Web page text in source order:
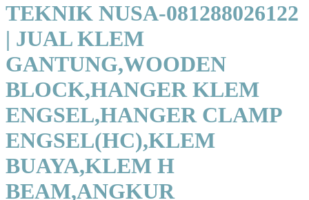
TEKNIK NUSA-081288026122
| JUAL KLEM
GANTUNG,WOODEN
BLOCK,HANGER KLEM
ENGSEL,HANGER CLAMP
ENGSEL(HC),KLEM
BUAYA,KLEM H
BEAM,ANGKUR